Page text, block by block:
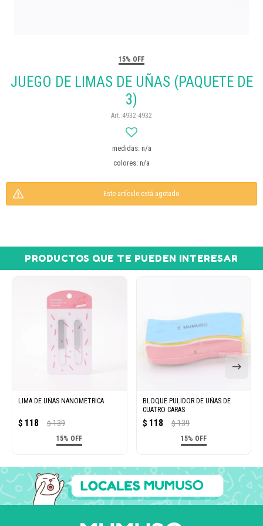
15% OFF
JUEGO DE LIMAS DE UÑAS (PAQUETE DE
3)
4932-4932
medidas: n/a
colores: n/a
Este artículo está agotado.
PRODUCTOS QUE TE PUEDEN INTERESAR
LIMA DE UÑAS NANOMÉTRICA
$ 118 $ 139
15% OFF
BLOQUE PULIDOR DE UÑAS DE
CUATRO CARAS
$ 118 $ 139
15% OFF